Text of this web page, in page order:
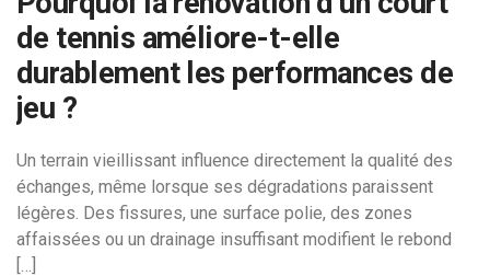
de tennis améliore-t-elle
durablement les performances de
jeu ?
Un terrain vieillissant influence directement la qualité des
échanges, même lorsque ses dégradations paraissent
légères. Des fissures, une surface polie, des zones
affaissées ou un drainage insuffisant modifient le rebond
[…]